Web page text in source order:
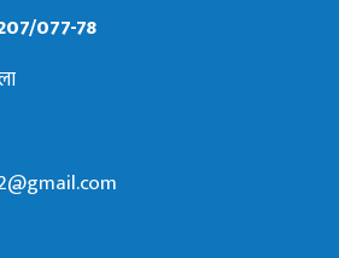
077-78